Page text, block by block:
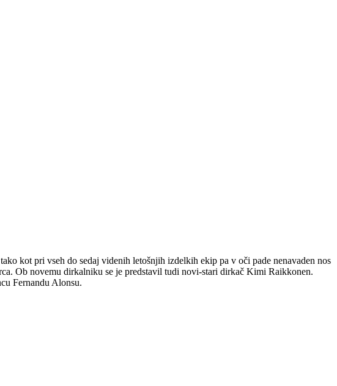
kot pri vseh do sedaj videnih letošnjih izdelkih ekip pa v oči pade nenavaden nos
Ob novemu dirkalniku se je predstavil tudi novi-stari dirkač Kimi Raikkonen.
Fernandu Alonsu.